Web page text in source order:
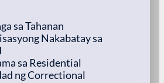
sa Tahanan
Nakabatay sa
sa Residential
ng Correctional